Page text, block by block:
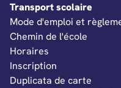
Arpheuilles (18)
Arpheuilles (36)
Artannes-sur-
Artenay (45)
Transport scolaire
Mode d'emploi et
Chemin de l'école
Horaires
Inscription
Duplicata de carte